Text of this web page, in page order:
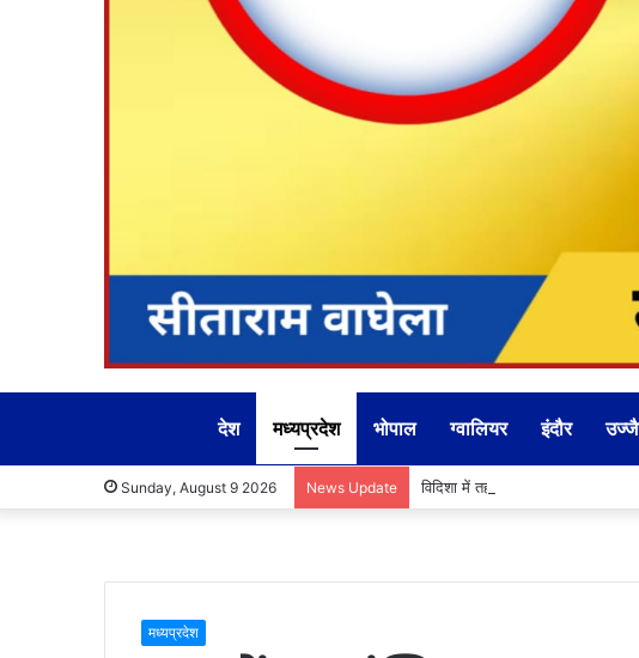
देश मध्यप्रदेश भोपाल ग्वालियर इंदौर
Sunday, August 9 2026 News Update विदिशा में तहसीलदार-नायब
मध्यप्रदेश